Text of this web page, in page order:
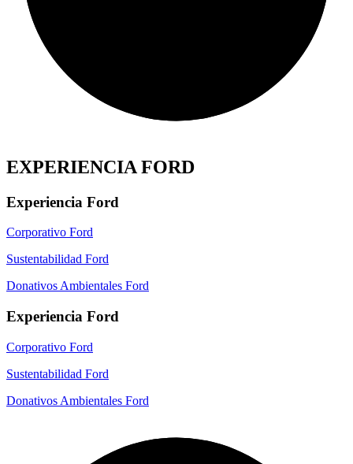
EXPERIENCIA FORD
Experiencia Ford
Corporativo Ford
Sustentabilidad Ford
Donativos Ambientales Ford
Experiencia Ford
Corporativo Ford
Sustentabilidad Ford
Donativos Ambientales Ford